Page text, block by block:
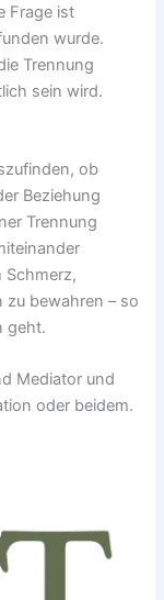
Frage ist
wurde.
Trennung
sein wird.
ob
Beziehung
Trennung
Schmerz,
bewahren – so
geht.
Mediator und
oder beidem.